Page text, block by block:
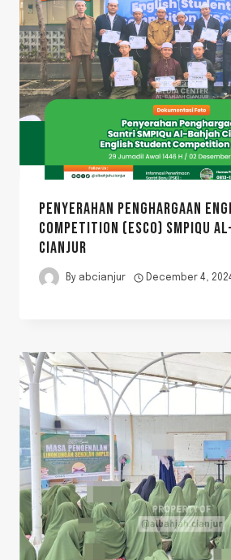
PENYERAHAN PENGHARGAAN
COMPETITION (ESCO) SMPIQU
CIANJUR
By abcianjur December 4,